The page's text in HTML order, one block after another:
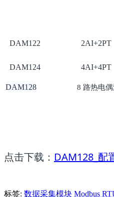
DAM122 2AI+2PT
DAM124 4AI+4PT
DAM128 8 路热电偶
点击下载 ： DAM128_配
标签: 数据采集模块 Modbus